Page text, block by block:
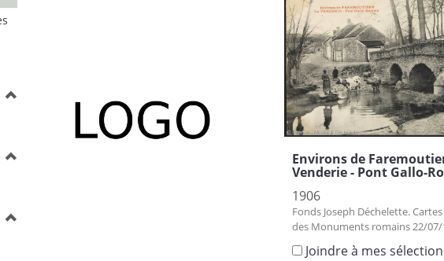
Environs de
Venderie - Pont Gallo-
1906
Fonds Joseph Déchelette.
des Monuments romains 22/07/
Joindre à mes